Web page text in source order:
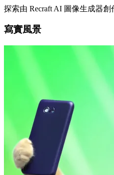
探索由 Recraft AI 圖像生成器創
寫實風景